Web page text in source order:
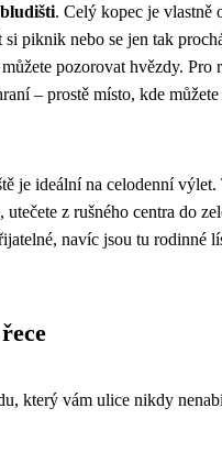
. Celý kopec je vlastně
piknik nebo se jen tak
pozorovat hvězdy. Pro
– prostě místo, kde
je ideální na celodenní
utečete z rušného centra do
navíc jsou tu rodinné
který vám ulice nikdy